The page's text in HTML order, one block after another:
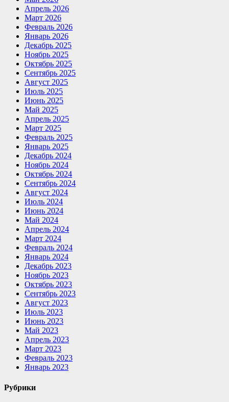
Апрель 2026
Март 2026
Февраль 2026
Январь 2026
Декабрь 2025
Ноябрь 2025
Октябрь 2025
Сентябрь 2025
Август 2025
Июль 2025
Июнь 2025
Май 2025
Апрель 2025
Март 2025
Февраль 2025
Январь 2025
Декабрь 2024
Ноябрь 2024
Октябрь 2024
Сентябрь 2024
Август 2024
Июль 2024
Июнь 2024
Май 2024
Апрель 2024
Март 2024
Февраль 2024
Январь 2024
Декабрь 2023
Ноябрь 2023
Октябрь 2023
Сентябрь 2023
Август 2023
Июль 2023
Июнь 2023
Май 2023
Апрель 2023
Март 2023
Февраль 2023
Январь 2023
Рубрики